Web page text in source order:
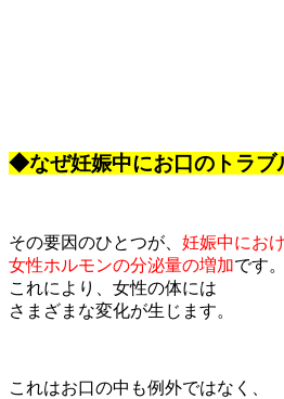
◆なぜ妊娠中にお口のトラブ
その要因のひとつが、 妊娠中にお
女性ホルモンの分泌量の増加です。
これにより、女性の体には
さまざまな変化が生じます。
これはお口の中も例外ではなく、